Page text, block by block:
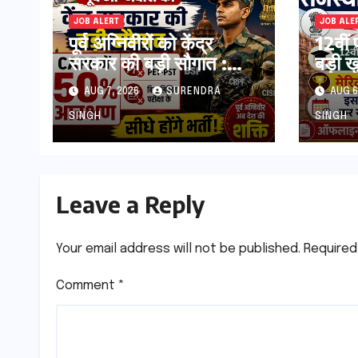
JOB ALERT
पूर्व अग्निवीरों को केंद्र
सरकार की बड़ी सौगात :
CAPF में 50% आरक्षण,
बिना PET-PST और
लिखित परीक्षा के होंगे भर्ती
AUG 7, 2026 SURENDRA
SINGH
JOB
12वीं
बड़ी
कर
AUG
SINGH
Leave a Reply
Your email address will not be published.
Comment *